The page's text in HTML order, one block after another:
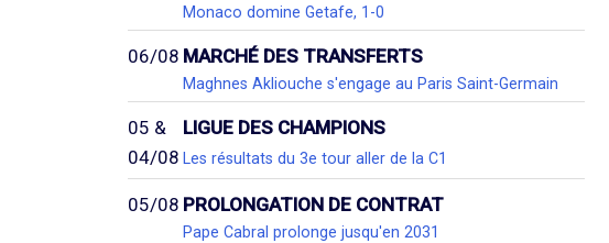
Monaco domine Getafe, 1-0
06/08 MARCHÉ DES TRANSFERTS
Maghnes Akliouche s'engage au Paris Saint-Germain
05 &
04/08
LIGUE DES CHAMPIONS
Les résultats du 3e tour aller de la C1
05/08 PROLONGATION DE CONTRAT
Pape Cabral prolonge jusqu'en 2031